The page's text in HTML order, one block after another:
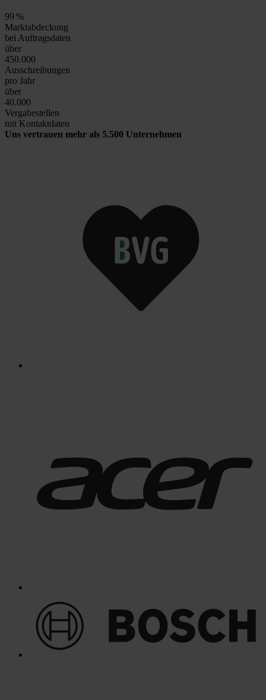
99 %
Marktabdeckung
bei Auftragsdaten
über
450.000
Ausschreibungen
pro Jahr
über
40.000
Vergabestellen
mit Kontaktdaten
Uns vertrauen mehr als 5.500 Unternehmen